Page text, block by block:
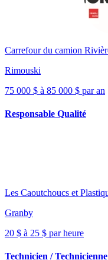
Carrefour du camion
Rimouski
75 000 $ à 85 000 $ par an
Responsable Qualité
Les Caoutchoucs et
Granby
20 $ à 25 $ par heure
Technicien /